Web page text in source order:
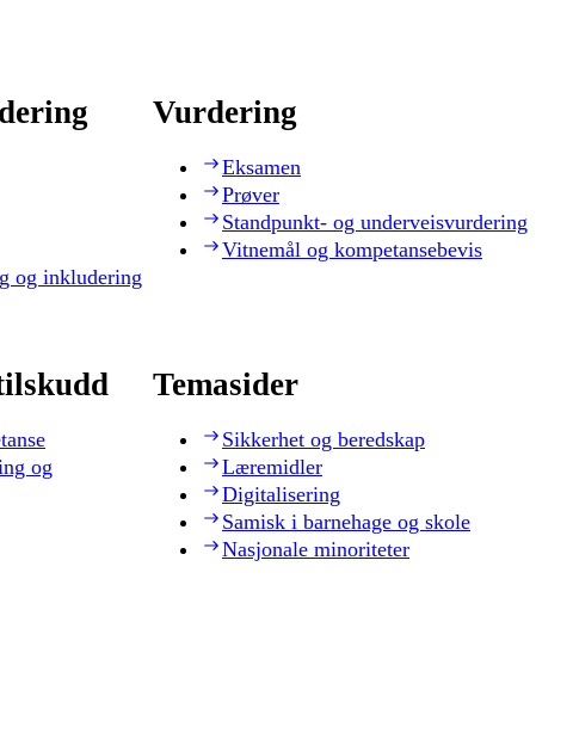
og inkludering
Vurdering
Eksamen
Prøver
Standpunkt- og underveisvurdering
Vitnemål og kompetansebevis
og
Temasider
Sikkerhet og beredskap
Læremidler
Digitalisering
Samisk i barnehage og skole
Nasjonale minoriteter